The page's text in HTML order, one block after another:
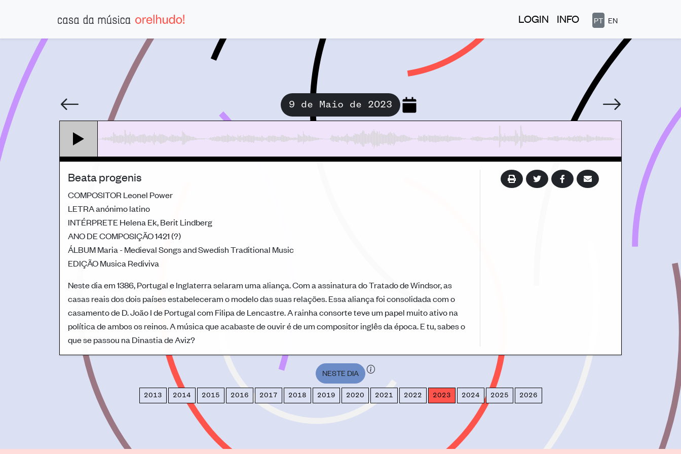
LOGIN INFO PT EN
9 de Maio de 2023
Beata progenis
COMPOSITOR Leonel Power
LETRAanónimo latino
INTÉRPRETE Helena Ek, Berit Lindberg
ANO DE COMPOSIÇÃO1421 (?)
ÁLBUMMaria - Medieval Songs and Swedish Traditional Music
EDIÇÃOMusica Rediviva
Neste dia em 1386, Portugal e Inglaterra selaram uma aliança. Com a assinatura do Tratado de Windsor, as
casas reais dos dois países estabeleceram o modelo das suas relações. Essa aliança foi consolidada com o
casamento de D. João I de Portugal com Filipa de Lencastre. A rainha consorte teve um papel muito ativo na
política de ambos os reinos. A música que acabaste de ouvir é de um compositor inglês da época. E tu, sabes o
que se passou na Dinastia de Aviz?
NESTE DIA
2013 2014 2015 2016 2017 2018 2019 2020 2021 2022 2023 2024 2025 2026